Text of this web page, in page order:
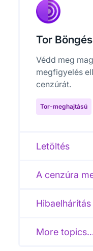
Tor
Védd meg
megfigyelés
cenzúrát.
Tor-meghajtású
Letöltés
A cenzúra
Hibaelhárítás
More